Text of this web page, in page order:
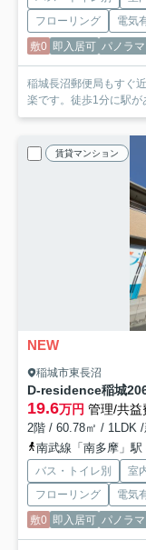
フローリング
電気
敷0 即入居可 パノラマ
稲城長沼郵便局もすぐ
楽です。徒歩1分に駅
賃貸マンション
NEW
稲城市東長沼
D-residence稲城
19.6万円 管理/共益
2階 / 60.78㎡ / 1LDK
南武線「南多摩」駅
バス・トイレ別 室
フローリング
電気
敷0 即入居可 パノラマ